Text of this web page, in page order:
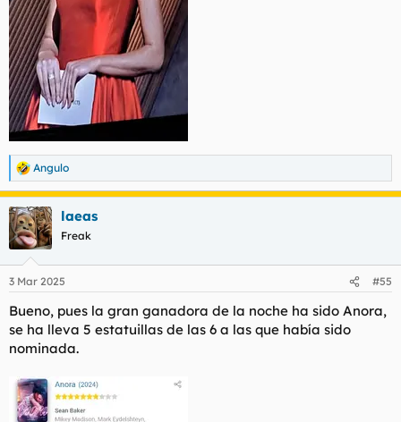
R
e
a
c
c
i
e
:
Angulo
laeas
Freak
3 Mar 2025 #55
Bueno, pues la gran ganadora de la noche ha sido Anora,
se ha lleva 5 estatuillas de las 6 a las que había sido
nominada.